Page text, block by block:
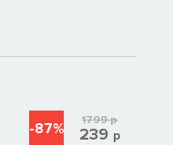
-87% 1799р
239 р